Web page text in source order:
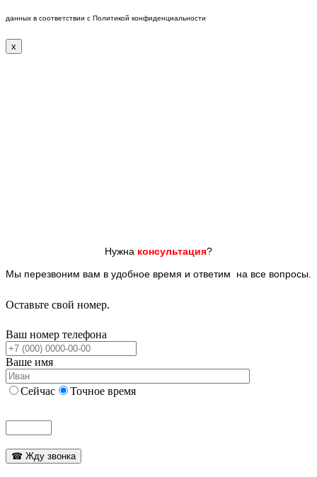
данных в соответствии с Политикой конфиденциальности
x
Нужна консультация?
Мы перезвоним вам в удобное время и ответим на все вопросы.
Оставьте свой номер.
Ваш номер телефона
Ваше имя
Сейчас Точное время